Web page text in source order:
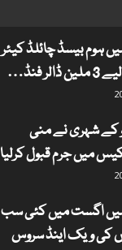
ہوم بیسڈ چائلڈ کیئر
فنڈ…
کے شہری نے منی
میں جرم قبول کرلیا
اگست میں کئی سب
کی ویک اینڈ سروس